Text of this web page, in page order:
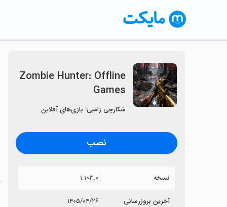
Zombie Hunter: Offline
Games
شکارچی زامبی: بازی‌های آفلاین
نصب
نسخه ۱.۱۰۳.۰
آخرین بروزرسانی ۱۴۰۵/۰۴/۲۶